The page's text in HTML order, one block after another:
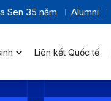
Sen 35 năm Alumni
Liên kết Quốc tế